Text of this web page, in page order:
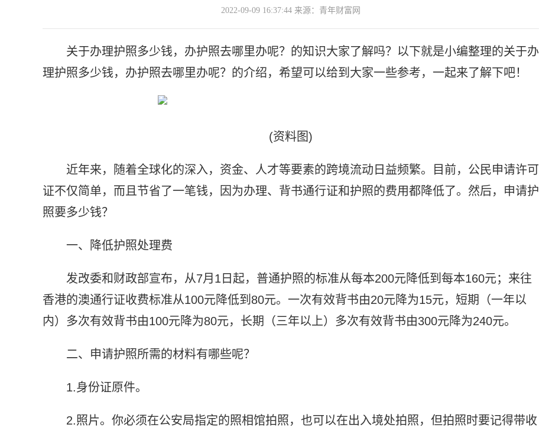
2022-09-09 16:37:44 来源：青年财富网
关于办理护照多少钱，办护照去哪里办呢？的知识大家了解吗？以下就是小编整理的关于办
理护照多少钱，办护照去哪里办呢？的介绍，希望可以给到大家一些参考，一起来了解下吧！
(资料图)
近年来，随着全球化的深入，资金、人才等要素的跨境流动日益频繁。目前，公民申请许可
证不仅简单，而且节省了一笔钱，因为办理、背书通行证和护照的费用都降低了。然后，申请护
照要多少钱？
一、降低护照处理费
发改委和财政部宣布，从7月1日起，普通护照的标准从每本200元降低到每本160元；来往
香港的澳通行证收费标准从100元降低到80元。一次有效背书由20元降为15元，短期（一年以
内）多次有效背书由100元降为80元，长期（三年以上）多次有效背书由300元降为240元。
二、申请护照所需的材料有哪些呢？
1.身份证原件。
2.照片。你必须在公安局指定的照相馆拍照，也可以在出入境处拍照，但拍照时要记得带收